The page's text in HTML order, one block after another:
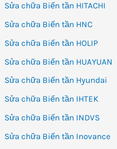
Sửa chữa Biến tần HITACHI
Sửa chữa Biến tần HNC
Sửa chữa Biến tần HOLIP
Sửa chữa Biến tần HUAYUAN
Sửa chữa Biến tần Hyundai
Sửa chữa Biến tần IHTEK
Sửa chữa Biến tần INDVS
Sửa chữa Biến tần Inovance